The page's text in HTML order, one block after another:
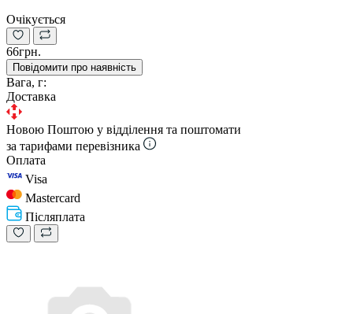
Очікується
66грн.
Повідомити про наявність
Вага, г:
Доставка
Новою Поштою у відділення та поштомати
за тарифами перевізника
Оплата
Visa
Mastercard
Післяплата